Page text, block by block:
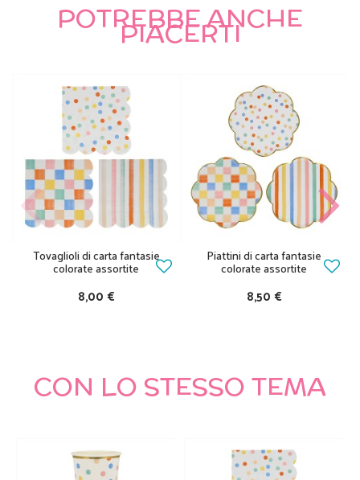
POTREBBE ANCHE
PIACERTI
Tovaglioli di carta fantasie
colorate assortite
8,00 €
Piattini di carta fantasie
colorate assortite
8,50 €
CON LO STESSO TEMA